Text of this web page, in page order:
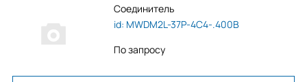
Соединитель
id: MWDM2L-37P-4C4-.400B
По запросу